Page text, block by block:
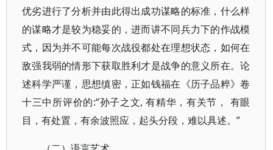
优劣进行了分析并由此得出成功谋略的标准，什么样
的谋略才是较为稳妥的，进而讲不同兵力下的作战模
式，因为并不可能每次战役都处在理想状态，如何在
敌强我弱的情形下获取胜利才是战争的意义所在。论
述科学严谨，思想缜密，正如钱福在《历子品粹》卷
十三中所评价的:“孙子之文, 有精华，有关节， 有眼
目，有处置，有余波照应，起头分段，难以具述。”